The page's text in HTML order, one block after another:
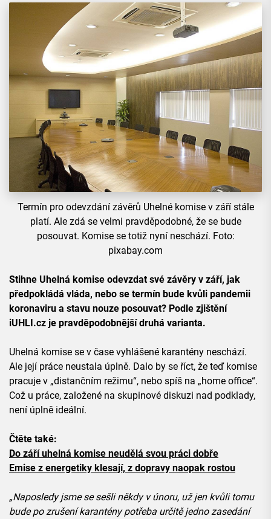
Termín pro odevzdání závěrů Uhelné komise v září stále
platí. Ale zdá se velmi pravděpodobné, že se bude
posouvat. Komise se totiž nyní neschází. Foto:
pixabay.com
Stihne Uhelná komise odevzdat své závěry v září, jak
předpokládá vláda, nebo se termín bude kvůli pandemii
koronaviru a stavu nouze posouvat? Podle zjištění
iUHLI.cz je pravděpodobnější druhá varianta.
Uhelná komise se v čase vyhlášené karantény neschází.
Ale její práce neustala úplně. Dalo by se říct, že teď komise
pracuje v „distančním režimu“, nebo spíš na „home office“.
Což u práce, založené na skupinové diskuzi nad podklady,
není úplně ideální.
Čtěte také:
Do září uhelná komise neudělá svou práci dobře
Emise z energetiky klesají, z dopravy naopak rostou
„Naposledy jsme se sešli někdy v únoru, už jen kvůli tomu
bude po zrušení karantény potřeba určitě jedno zasedání